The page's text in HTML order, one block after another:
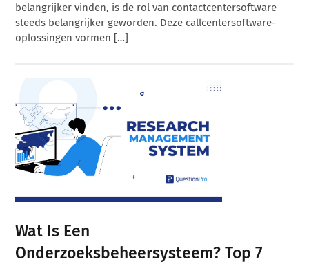
belangrijker vinden, is de rol van contactcentersoftware
steeds belangrijker geworden. Deze callcentersoftware-
oplossingen vormen […]
Wat Is Een
Onderzoeksbeheersysteem? Top 7